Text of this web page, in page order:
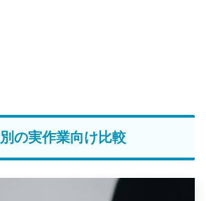
の実作業向け比較